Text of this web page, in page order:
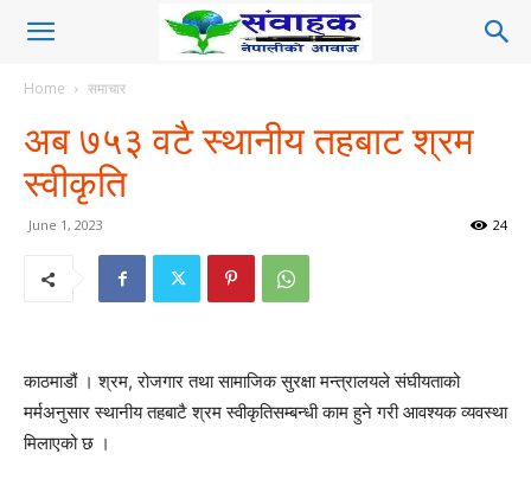
Home समाचार
अब ७५३ वटै स्थानीय तहबाट श्रम
स्वीकृति
June 1, 2023 24
काठमाडौं । श्रम, रोजगार तथा सामाजिक सुरक्षा मन्त्रालयले संघीयताको
मर्मअनुसार स्थानीय तहबाटै श्रम स्वीकृतिसम्बन्धी काम हुने गरी आवश्यक व्यवस्था
मिलाएको छ ।